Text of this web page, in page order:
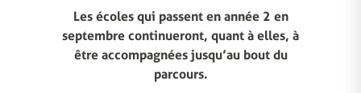
Les écoles qui passent en année 2 en
septembre continueront, quant à elles, à
être accompagnées jusqu’au bout du
parcours.